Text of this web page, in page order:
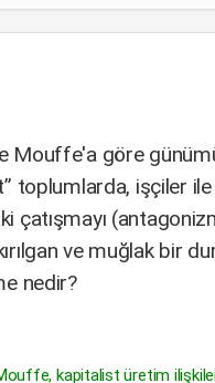
Mouffe'a göre
toplumlarda, işçiler
çatışmayı
ve muğlak bir
nedir?
kapitalist üretim